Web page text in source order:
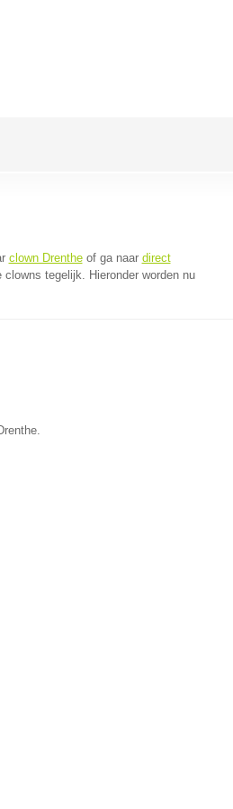
clown Drentheof ga naar direct
tegelijk. Hieronder worden nu